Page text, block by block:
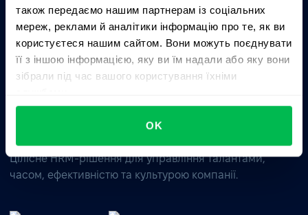
також передаємо нашим партнерам із соціальних
мереж, реклами й аналітики інформацію про те, як ви
користуєтеся нашим сайтом. Вони можуть поєднувати
її з іншою інформацією, яку ви їм надали або яку вони
зібрали під час вашого користування їхніми
OK
Business driven. People focused.
Цілісне HRM-рішення для управління талантами,
часом, ефективністю та культурою компанії.